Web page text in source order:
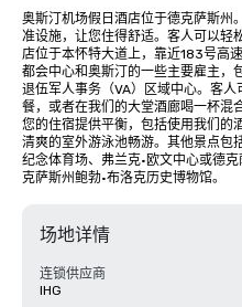
奥斯汀机场假日酒店位于德克萨斯州
准设施，让您住得舒适。客人可以轻
店位于本怀特大道上，靠近183号高
都会中心和奥斯汀的一些主要雇主，
退伍军人事务（VA）区域中心。客
餐，或者在我们的大堂酒廊喝一杯混
您的住宿提供平衡，包括使用我们的
清爽的室外游泳池畅游。其他景点包
纪念体育场、弗兰克·欧文中心或德
克萨斯州鲍勃·布洛克历史博物馆。
场地详情
连锁供应商
IHG